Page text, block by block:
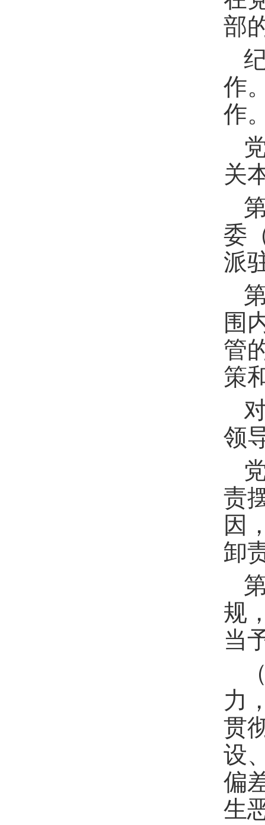
部
作
作
关
委
派
围
管
策
领
责
因
卸
规
当
力
贯
设
偏
生